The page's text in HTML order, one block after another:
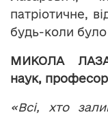
патріотичне,
будь-коли було
МИКОЛА
наук,
«Всі, хто